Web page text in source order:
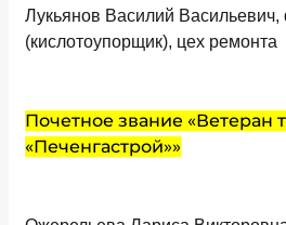
Лукьянов Василий
(кислотоупорщик), цех ремонта
Почетное звание «Ветеран
«Печенгастрой»»